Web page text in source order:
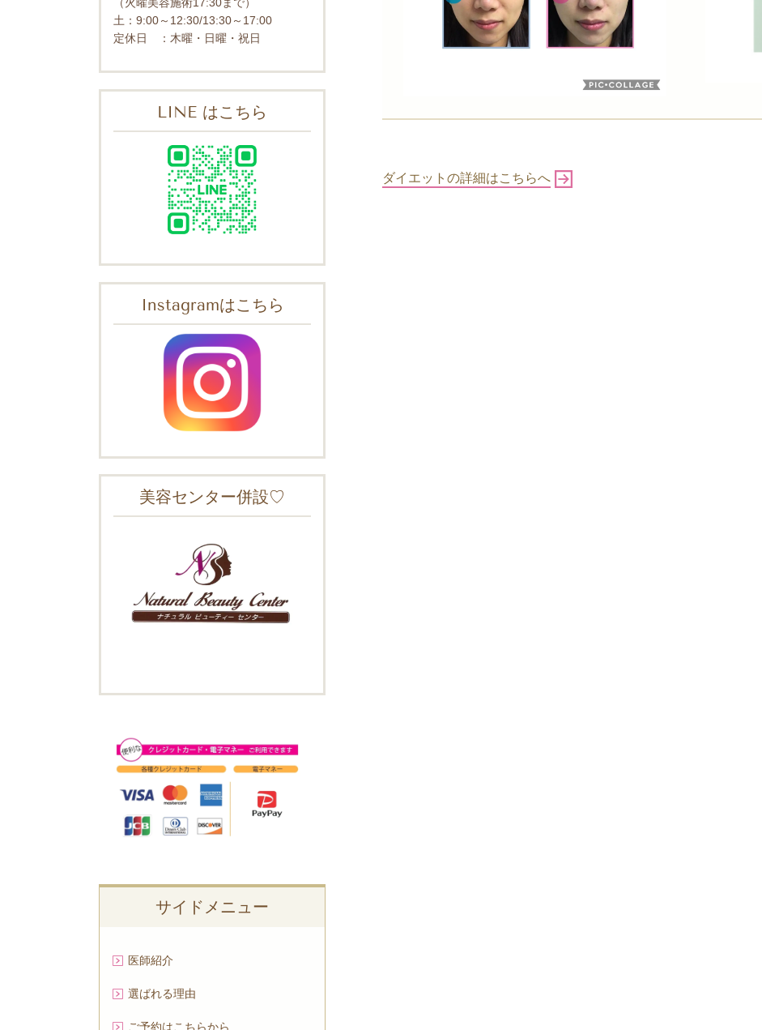
ダイエットの詳細はこちらへ
土：9:00～12:30/13:30～17:00
定休日 ：木曜・日曜・祝日
LINE はこちら
Instagramはこちら
美容センター併設♡
サイドメニュー
医師紹介
選ばれる理由